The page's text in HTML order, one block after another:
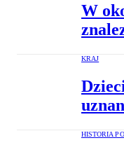
W
KRAJ
HISTORIA